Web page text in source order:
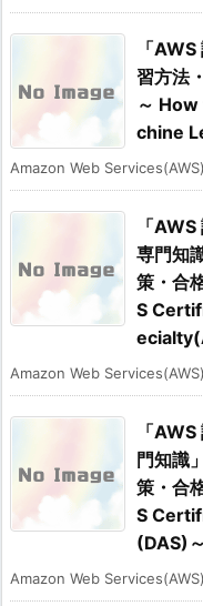
「
習方法
～
chine
Amazon Web
「
専門知
策・合
S
Amazon Web
「
門知識
策・合
S
(DAS)～
Amazon Web